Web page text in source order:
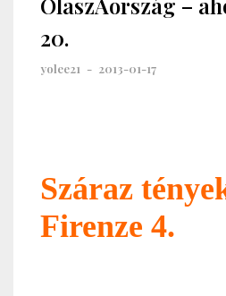
20.
yolee21 - 2013-01-17
Száraz
Firenze 4.